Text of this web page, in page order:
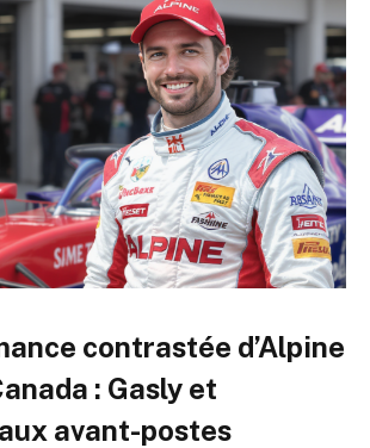
contrastée d’Alpine
: Gasly et
avant-postes